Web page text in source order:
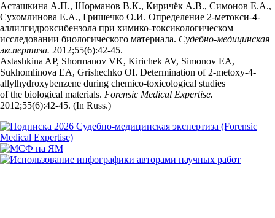
Асташкина А.П., Шорманов В.К., Киричёк А.В., Симонов Е.А.,
Сухомлинова Е.А., Гришечко О.И. Определение 2-метокси-4-
аллилгидроксибензола при химико-токсикологическом
исследовании биологического материала. Судебно-медицинская
экспертиза. 2012;55(6):42‑45.
Astashkina AP, Shormanov VK, Kirichek AV, Simonov EA,
Sukhomlinova EA, Grishechko OI. Determination of 2-metoxy-4-
allylhydroxybenzene during chemico-toxicological studies
of the biological materials. Forensic Medical Expertise.
2012;55(6):42‑45. (In Russ.)